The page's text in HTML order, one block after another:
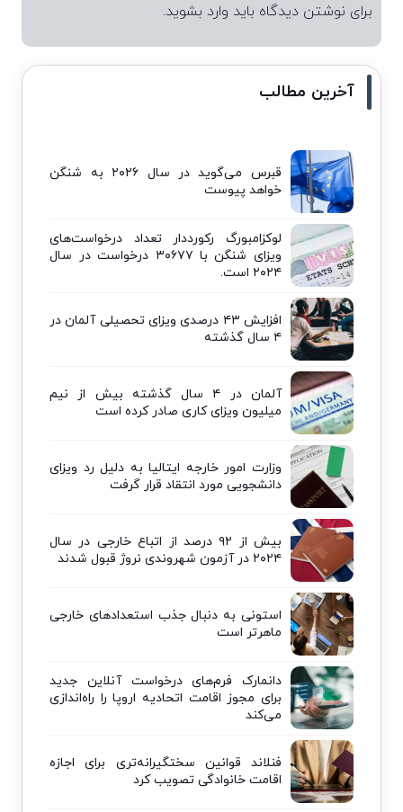
برای نوشتن دیدگاه باید وارد بشوید.
آخرین مطالب
قبرس می‌گوید در سال ۲۰۲۶ به شنگن
خواهد پیوست
لوکزامبورگ رکورددار تعداد درخواست‌های
ویزای شنگن با ۳۰۶۷۷ درخواست در سال
۲۰۲۴ است.
افزایش ۴۳ درصدی ویزای تحصیلی آلمان در
۴ سال گذشته
آلمان در ۴ سال گذشته بیش از نیم
میلیون ویزای کاری صادر کرده است
وزارت امور خارجه ایتالیا به دلیل رد ویزای
دانشجویی مورد انتقاد قرار گرفت
بیش از ۹۲ درصد از اتباع خارجی در سال
۲۰۲۴ در آزمون شهروندی نروژ قبول شدند
استونی به دنبال جذب استعدادهای خارجی
ماهرتر است
دانمارک فرم‌های درخواست آنلاین جدید
برای مجوز اقامت اتحادیه اروپا را راه‌اندازی
می‌کند
فنلاند قوانین سختگیرانه‌تری برای اجازه
اقامت خانوادگی تصویب کرد